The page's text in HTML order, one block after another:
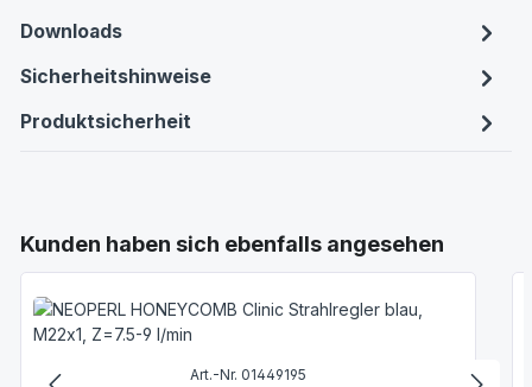
Downloads
Sicherheitshinweise
Produktsicherheit
Produktgalerie überspringen
Kunden haben sich ebenfalls angesehen
Art.-Nr. 01449195